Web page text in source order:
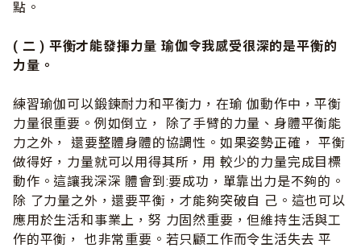
點。
( 二 ) 平衡才能發揮力量 瑜伽令我感受很深的是平衡的
力量。
練習瑜伽可以鍛鍊耐力和平衡力，在瑜 伽動作中，平衡
力量很重要。例如倒立， 除了手臂的力量、身體平衡能
力之外， 還要整體身體的協調性。如果姿勢正確， 平衡
做得好，力量就可以用得其所，用 較少的力量完成目標
動作。這讓我深深 體會到:要成功，單靠出力是不夠的。
除 了力量之外，還要平衡，才能夠突破自 己。這也可以
應用於生活和事業上，努 力固然重要，但維持生活與工
作的平衡， 也非常重要。若只顧工作而令生活失去 平